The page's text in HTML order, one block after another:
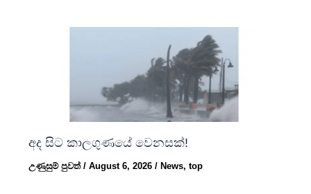
අද සිට කාලගුණයේ වෙනසක්!
උණුසුම් පුවත්/August 6, 2026/ News,top